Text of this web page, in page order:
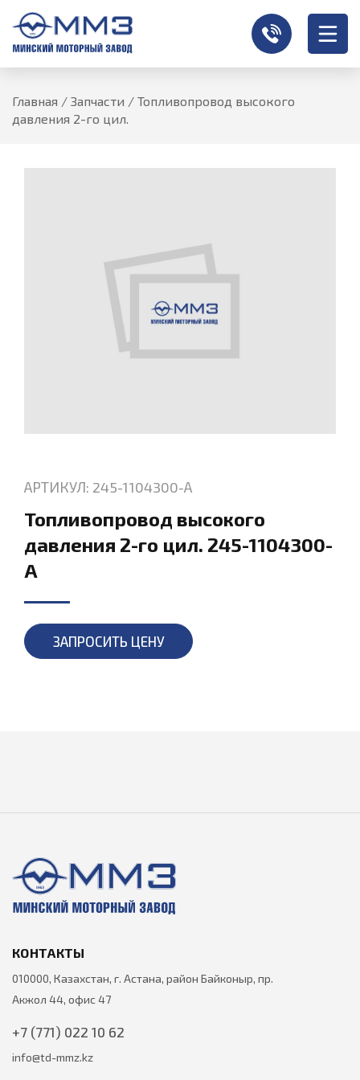
Главная / Запчасти / Топливопровод высокого
давления 2-го цил.
АРТИКУЛ: 245-1104300-А
Топливопровод высокого
давления 2-го цил. 245-1104300-
А
ЗАПРОСИТЬ ЦЕНУ
КОНТАКТЫ
010000, Казахстан, г. Астана, район Байконыр, пр.
Акжол 44, офис 47
+7 (771) 022 10 62
info@td-mmz.kz